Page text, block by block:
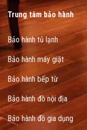
Trung tâm bảo hành
Bảo hành tủ lạnh
Bảo hành máy giặt
Bảo hành bếp từ
Bảo hành đồ nội địa
Bảo hành đồ gia dụng